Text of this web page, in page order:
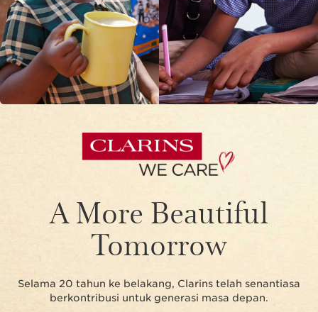
A More Beautiful
Tomorrow
Selama 20 tahun ke belakang, Clarins telah senantiasa
berkontribusi untuk generasi masa depan.